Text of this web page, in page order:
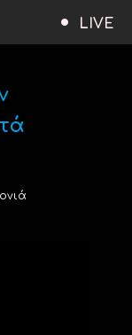
LIVE